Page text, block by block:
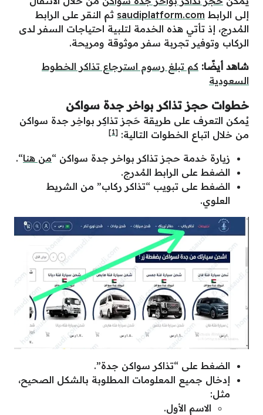
إلى الرابط saudiplatform.com ثم النقر على الرابط
المُدرج، إذ تأتي هذه الخدمة لتلبية احتياجات السفر لدى
الركاب وتوفير تجربة سفر موثوقة ومريحة.
شاهد أيضًا: كم تبلغ رسوم استرجاع تذاكر الخطوط
السعودية
خطوات حجز تذاكر بواخر جدة سواكن
يُمكن التعرف على طريقة حَجز تذاكِر بواخِر جدة سواكن
من خلال اتباع الخطوات التالية: [1]
زيارة خدمة حجز تذاكر بواخر جدة سواكن “من هنا“.
الضغط على الرابط المُدرج.
الضغط على تبويب “تذاكر ركاب” من الشريط
العلوي.
الضغط على “تذاكر سواكن جدة”.
إدخال جميع المعلومات المطلوبة بالشكل الصحيح،
مثل:
الاسم الأول.